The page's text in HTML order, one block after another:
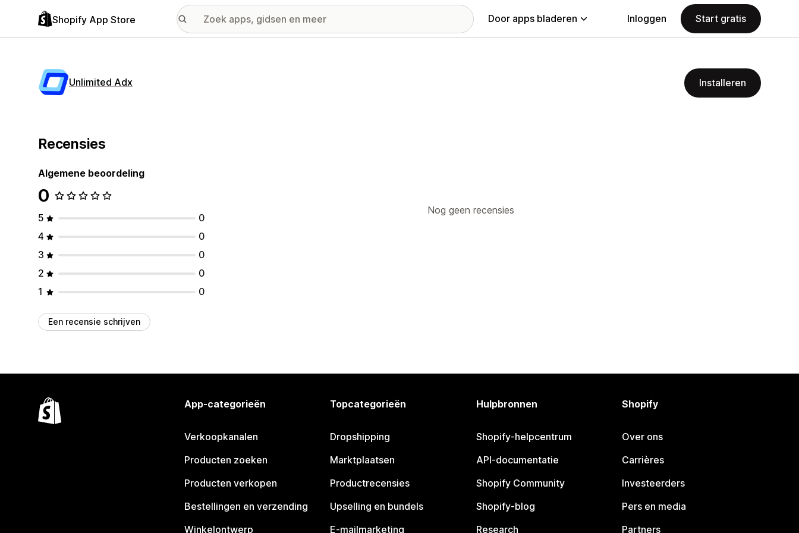
Shopify App Store Door apps bladeren Inloggen Start gratis
Unlimited Adx Installeren
Recensies
Algemene beoordeling
0
5
0
4
0
3
0
2
0
1
0
Een recensie schrijven
Nog geen recensies
App-categorieën
Verkoopkanalen
Producten zoeken
Producten verkopen
Bestellingen en verzending
Winkelontwerp
Topcategorieën
Dropshipping
Marktplaatsen
Productrecensies
Upselling en bundels
E-mailmarketing
Hulpbronnen
Shopify-helpcentrum
API-documentatie
Shopify Community
Shopify-blog
Research
Shopify
Over ons
Carrières
Investeerders
Pers en media
Partners